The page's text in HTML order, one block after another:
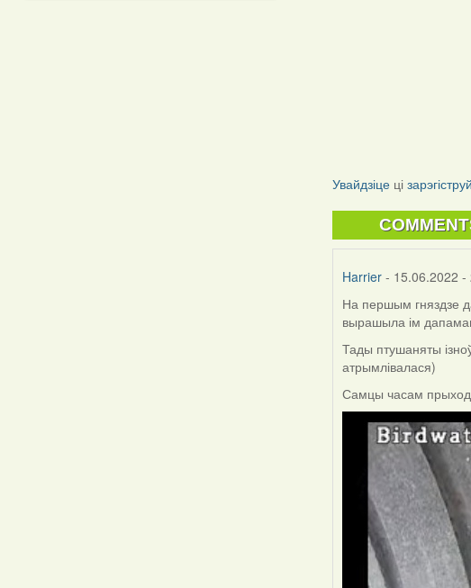
Увайдзіце ці
Harrier - 15.06.2022 -
На першым гняздзе
вырашыла ім
Тады птушаняты
атрымлівалася)
Самцы часам